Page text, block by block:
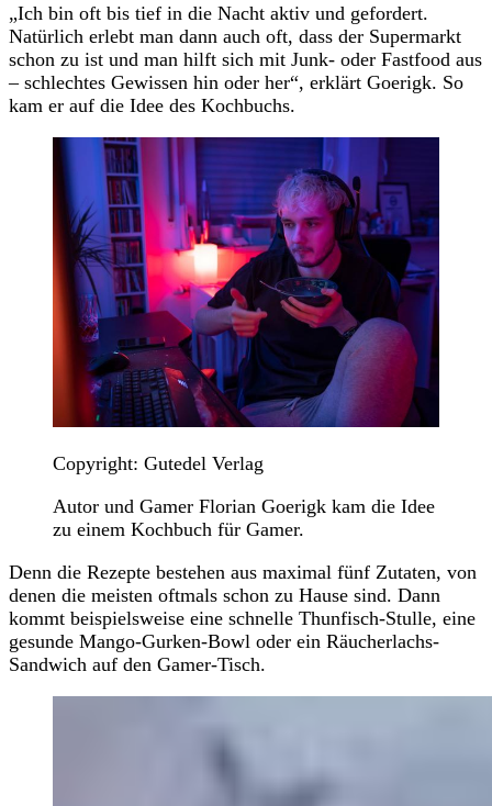
„Ich bin oft bis tief in die Nacht aktiv und gefordert.
Natürlich erlebt man dann auch oft, dass der Supermarkt
schon zu ist und man hilft sich mit Junk- oder Fastfood aus
– schlechtes Gewissen hin oder her“, erklärt Goerigk. So
kam er auf die Idee des Kochbuchs.
Copyright: Gutedel Verlag
Autor und Gamer Florian Goerigk kam die Idee
zu einem Kochbuch für Gamer.
Denn die Rezepte bestehen aus maximal fünf Zutaten, von
denen die meisten oftmals schon zu Hause sind. Dann
kommt beispielsweise eine schnelle Thunfisch-Stulle, eine
gesunde Mango-Gurken-Bowl oder ein Räucherlachs-
Sandwich auf den Gamer-Tisch.